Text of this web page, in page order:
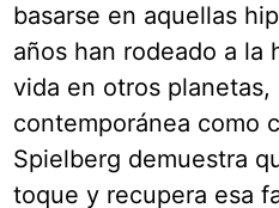
basarse en aquellas
años han rodeado a la
vida en otros planetas,
contemporánea como
Spielberg demuestra
toque y recupera esa